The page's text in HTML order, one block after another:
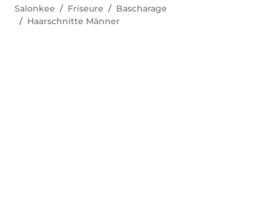
Salonkee Friseure
Bascharage
Haarschnitte Männer